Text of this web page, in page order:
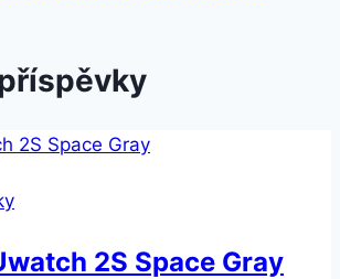
2S Space Gray